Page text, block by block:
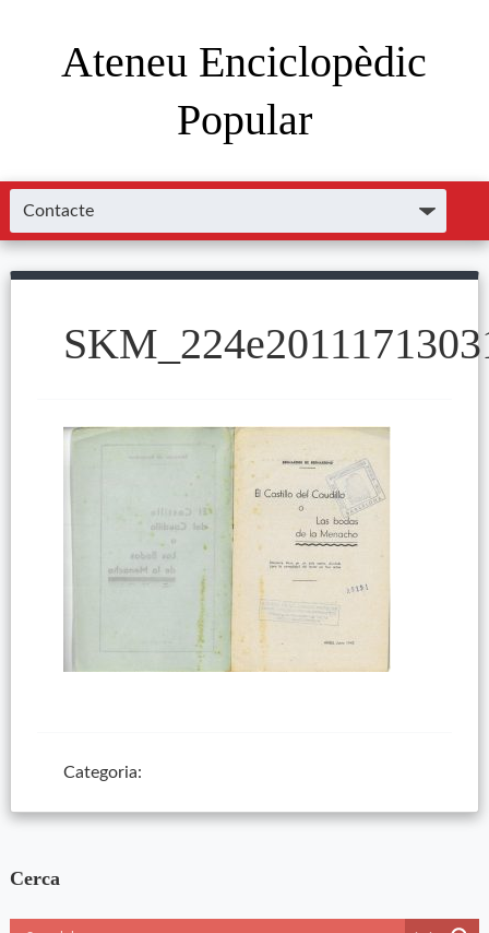
Ateneu Enciclopèdic
Popular
Categoria:
Cerca